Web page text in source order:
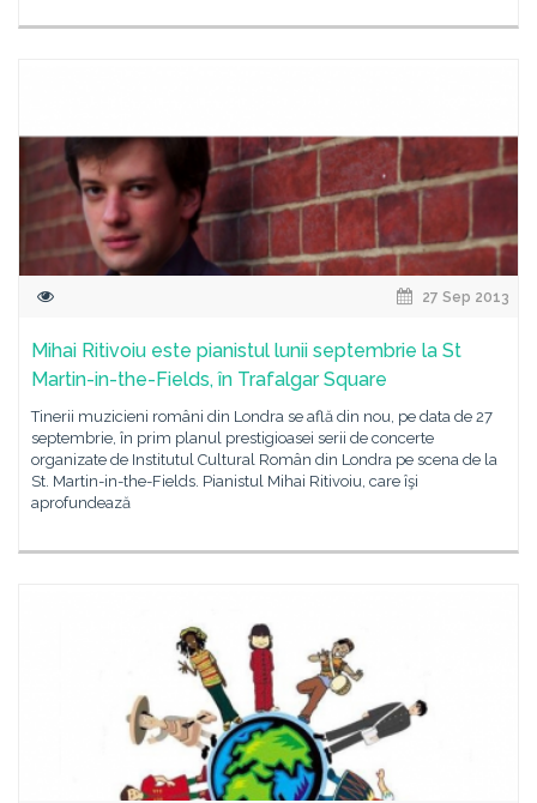
27 Sep 2013
Mihai Ritivoiu este pianistul lunii septembrie la St
Martin-in-the-Fields, în Trafalgar Square
Tinerii muzicieni români din Londra se află din nou, pe data de 27
septembrie, în prim planul prestigioasei serii de concerte
organizate de Institutul Cultural Român din Londra pe scena de la
St. Martin-in-the-Fields. Pianistul Mihai Ritivoiu, care îşi
aprofundează